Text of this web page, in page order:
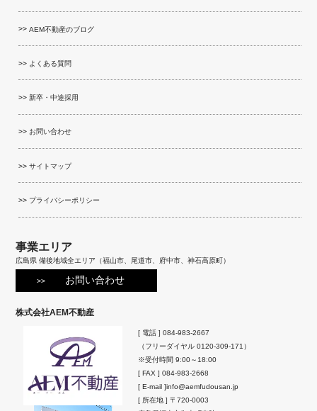
AEM不動産のブログ
よくある質問
新卒・中途採用
お問い合わせ
サイトマップ
プライバシーポリシー
事業エリア
広島県 備後地域全エリア（福山市、尾道市、府中市、神石高原町）
お問い合わせ
株式会社AEM不動産
[ 電話 ]084-983-2667
（フリーダイヤル0120-309-171 ）
※受付時間 9:00～18:00
[ FAX ] 084-983-2668
[ E-mail ]info@aemfudousan.jp
[ 所在地 ] 〒720-0003